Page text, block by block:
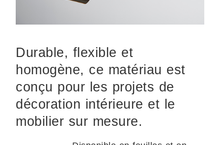
Durable, flexible et
homogène, ce matériau est
conçu pour les projets de
décoration intérieure et le
mobilier sur mesure.